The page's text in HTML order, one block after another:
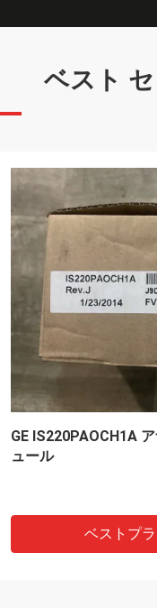
ベスト
VIDEO
MEGT VBM MPC4
機械保護カード
ベストプ